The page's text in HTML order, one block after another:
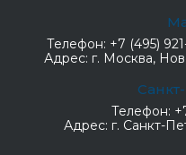
Телефон: +7 (495)
Адрес: г. Москва,
Телефон:
Адрес: г. Санкт-